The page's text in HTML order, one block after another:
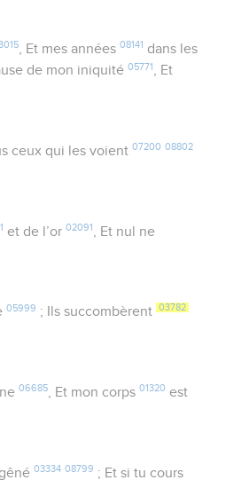
, Et mes années 08141
dans les
de mon iniquité05771, Et
ceux qui les voient 07200 08802
et de l’or 02091
, Et nul ne
05999 ; Ils succombèrent 03782
06685, Et mon corps 01320 est
03334 08799 ; Et si tu cours